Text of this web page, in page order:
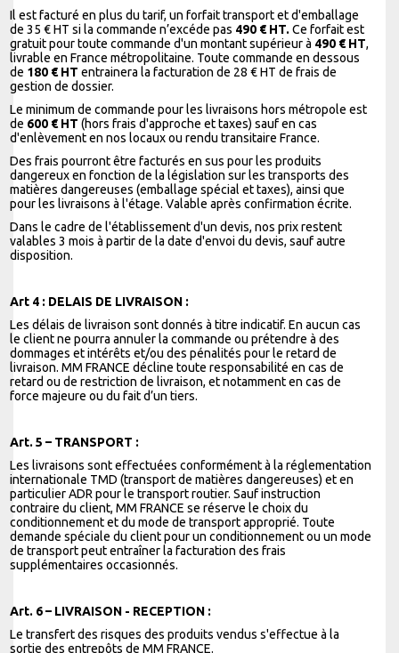
Il est facturé en plus du tarif, un forfait transport et d'emballage
de 35 € HT si la commande n’excéde pas 490 € HT.Ce forfait est
gratuit pour toute commande d'un montant supérieur à 490 € HT,
livrable en France métropolitaine. Toute commande en dessous
de 180 € HTentrainera la facturation de 28 € HT de frais de
gestion de dossier.
Le minimum de commande pour les livraisons hors métropole est
de 600 € HT (hors frais d'approche et taxes) sauf en cas
d'enlèvement en nos locaux ou rendu transitaire France.
Des frais pourront être facturés en sus pour les produits
dangereux en fonction de la législation sur les transports des
matières dangereuses (emballage spécial et taxes), ainsi que
pour les livraisons à l'étage. Valable après confirmation écrite.
Dans le cadre de l'établissement d'un devis, nos prix restent
valables 3 mois à partir de la date d'envoi du devis, sauf autre
disposition.
Art 4 : DELAIS DE LIVRAISON :
Les délais de livraison sont donnés à titre indicatif. En aucun cas
le client ne pourra annuler la commande ou prétendre à des
dommages et intérêts et/ou des pénalités pour le retard de
livraison. MM FRANCE décline toute responsabilité en cas de
retard ou de restriction de livraison, et notamment en cas de
force majeure ou du fait d’un tiers.
Art. 5 – TRANSPORT :
Les livraisons sont effectuées conformément à la réglementation
internationale TMD (transport de matières dangereuses) et en
particulier ADR pour le transport routier. Sauf instruction
contraire du client, MM FRANCE se réserve le choix du
conditionnement et du mode de transport approprié. Toute
demande spéciale du client pour un conditionnement ou un mode
de transport peut entraîner la facturation des frais
supplémentaires occasionnés.
Art. 6 – LIVRAISON - RECEPTION :
Le transfert des risques des produits vendus s'effectue à la
sortie des entrepôts de MM FRANCE.